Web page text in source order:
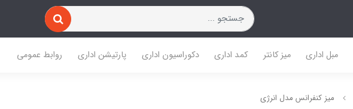
مبل اداری میز کانتر کمد اداری دکوراسیون اداری پارتیشن اداری روابط عمومی
ميز كنفرانس مدل انرژی